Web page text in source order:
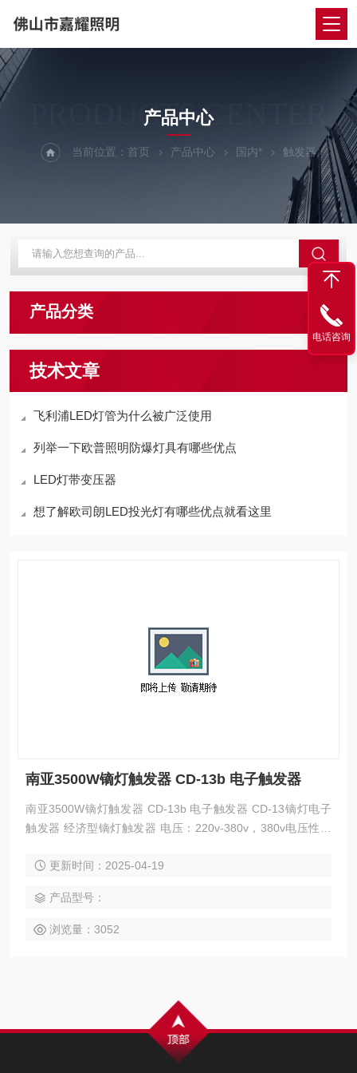
PRODUCTS CENTER
产品中心
当前位置： 首页 产品中心 国内* 触发器
产品分类
技术文章
飞利浦LED灯管为什么被广泛使用
列举一下欧普照明防爆灯具有哪些优点
LED灯带变压器
想了解欧司朗LED投光灯有哪些优点就看这里
南亚3500W镝灯触发器 CD-13b 电子触发器
南亚3500W镝灯触发器 CD-13b 电子触发器 CD-13镝灯电子
触发器 经济型镝灯触发器 电压：220v-380v，380v电压性能
更新时间：2025-04-19
产品型号：
浏览量：3052
电话咨询